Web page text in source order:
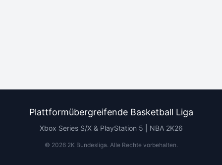
Plattformübergreifende Basketball Liga
Xbox Series S/X & PlayStation 5 | NBA 2K26
© 20262K Bundesliga. Alle Rechte vorbehalten.